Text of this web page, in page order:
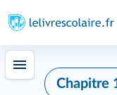
Chapitre